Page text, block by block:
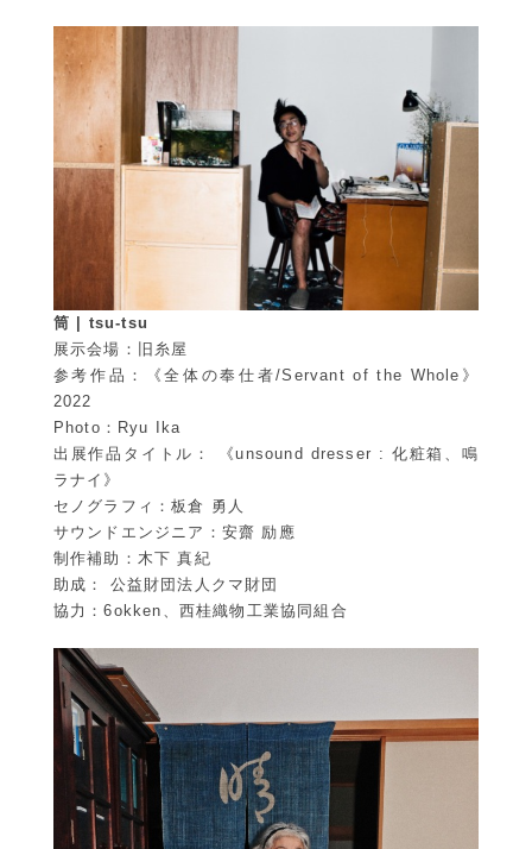
筒 | tsu-tsu
展示会場：旧糸屋
参考作品：《全体の奉仕者/Servant of the Whole》
2022
Photo：Ryu Ika
出展作品タイトル： 《unsound dresser : 化粧箱、鳴
ラナイ》
セノグラフィ：板倉 勇人
サウンドエンジニア：安齋 励應
制作補助：木下 真紀
助成： 公益財団法人クマ財団
協力：6okken、西桂織物工業協同組合